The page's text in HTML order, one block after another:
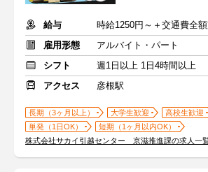
給与
時給1250円～＋交通費全
雇用形態
アルバイト・パート
シフト
週1日以上 1日4時間以上
アクセス
彦根駅
長期（3ヶ月以上） 大学生歓迎
高校生歓迎
単発（1日OK）
短期（1ヶ月以内OK）
株式会社サカイ引越センター 京滋推進課の求人一